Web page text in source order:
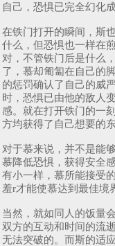
自己，恐惧已完全幻化
在铁门打开的瞬间，斯
什么，但恐惧也一样在
对，不管铁门后是什么
了，慕却匍匐在自己的
的惩罚确认了自己的威
时，恐惧已由他的敌人
感。就在打开铁门的一
方均获得了自己想要的东
对于慕来说，并不是能
慕降低恐惧，获得安全
有小一样，慕所能接受
羞r才能使慕达到最佳境
当然，就如同人的饭量
双方的互动和时间的流
无法突破的。而斯的适